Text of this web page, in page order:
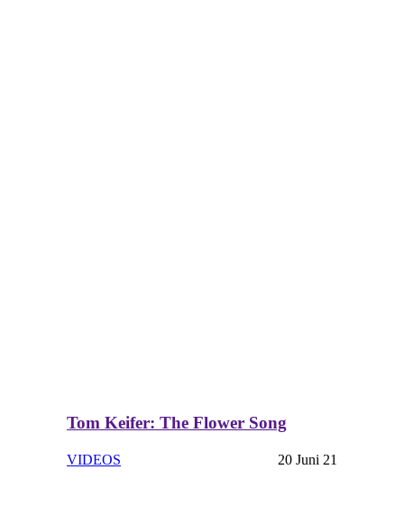
Tom Keifer: The Flower Song
VIDEOS 20 Juni 21